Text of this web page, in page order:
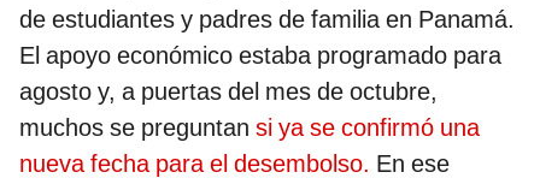
de estudiantes y padres de familia en Panamá.
El apoyo económico estaba programado para
agosto y, a puertas del mes de octubre,
muchos se preguntan si ya se confirmó una
nueva fecha para el desembolso. En ese